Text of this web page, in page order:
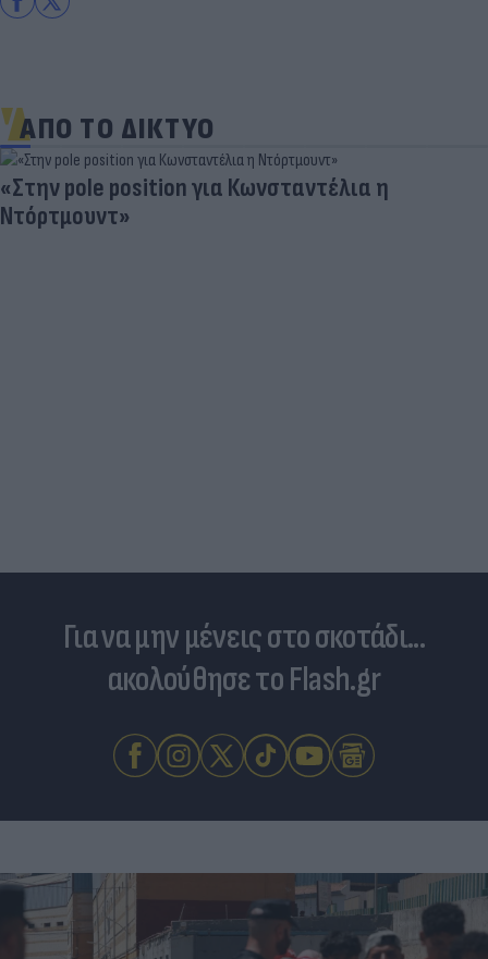
ΑΠΟ ΤΟ ΔΙΚΤΥΟ
«Στην pole position για Κωνσταντέλια η
Ντόρτμουντ»
Για να μην μένεις στο σκοτάδι...
ακολούθησε το Flash.gr